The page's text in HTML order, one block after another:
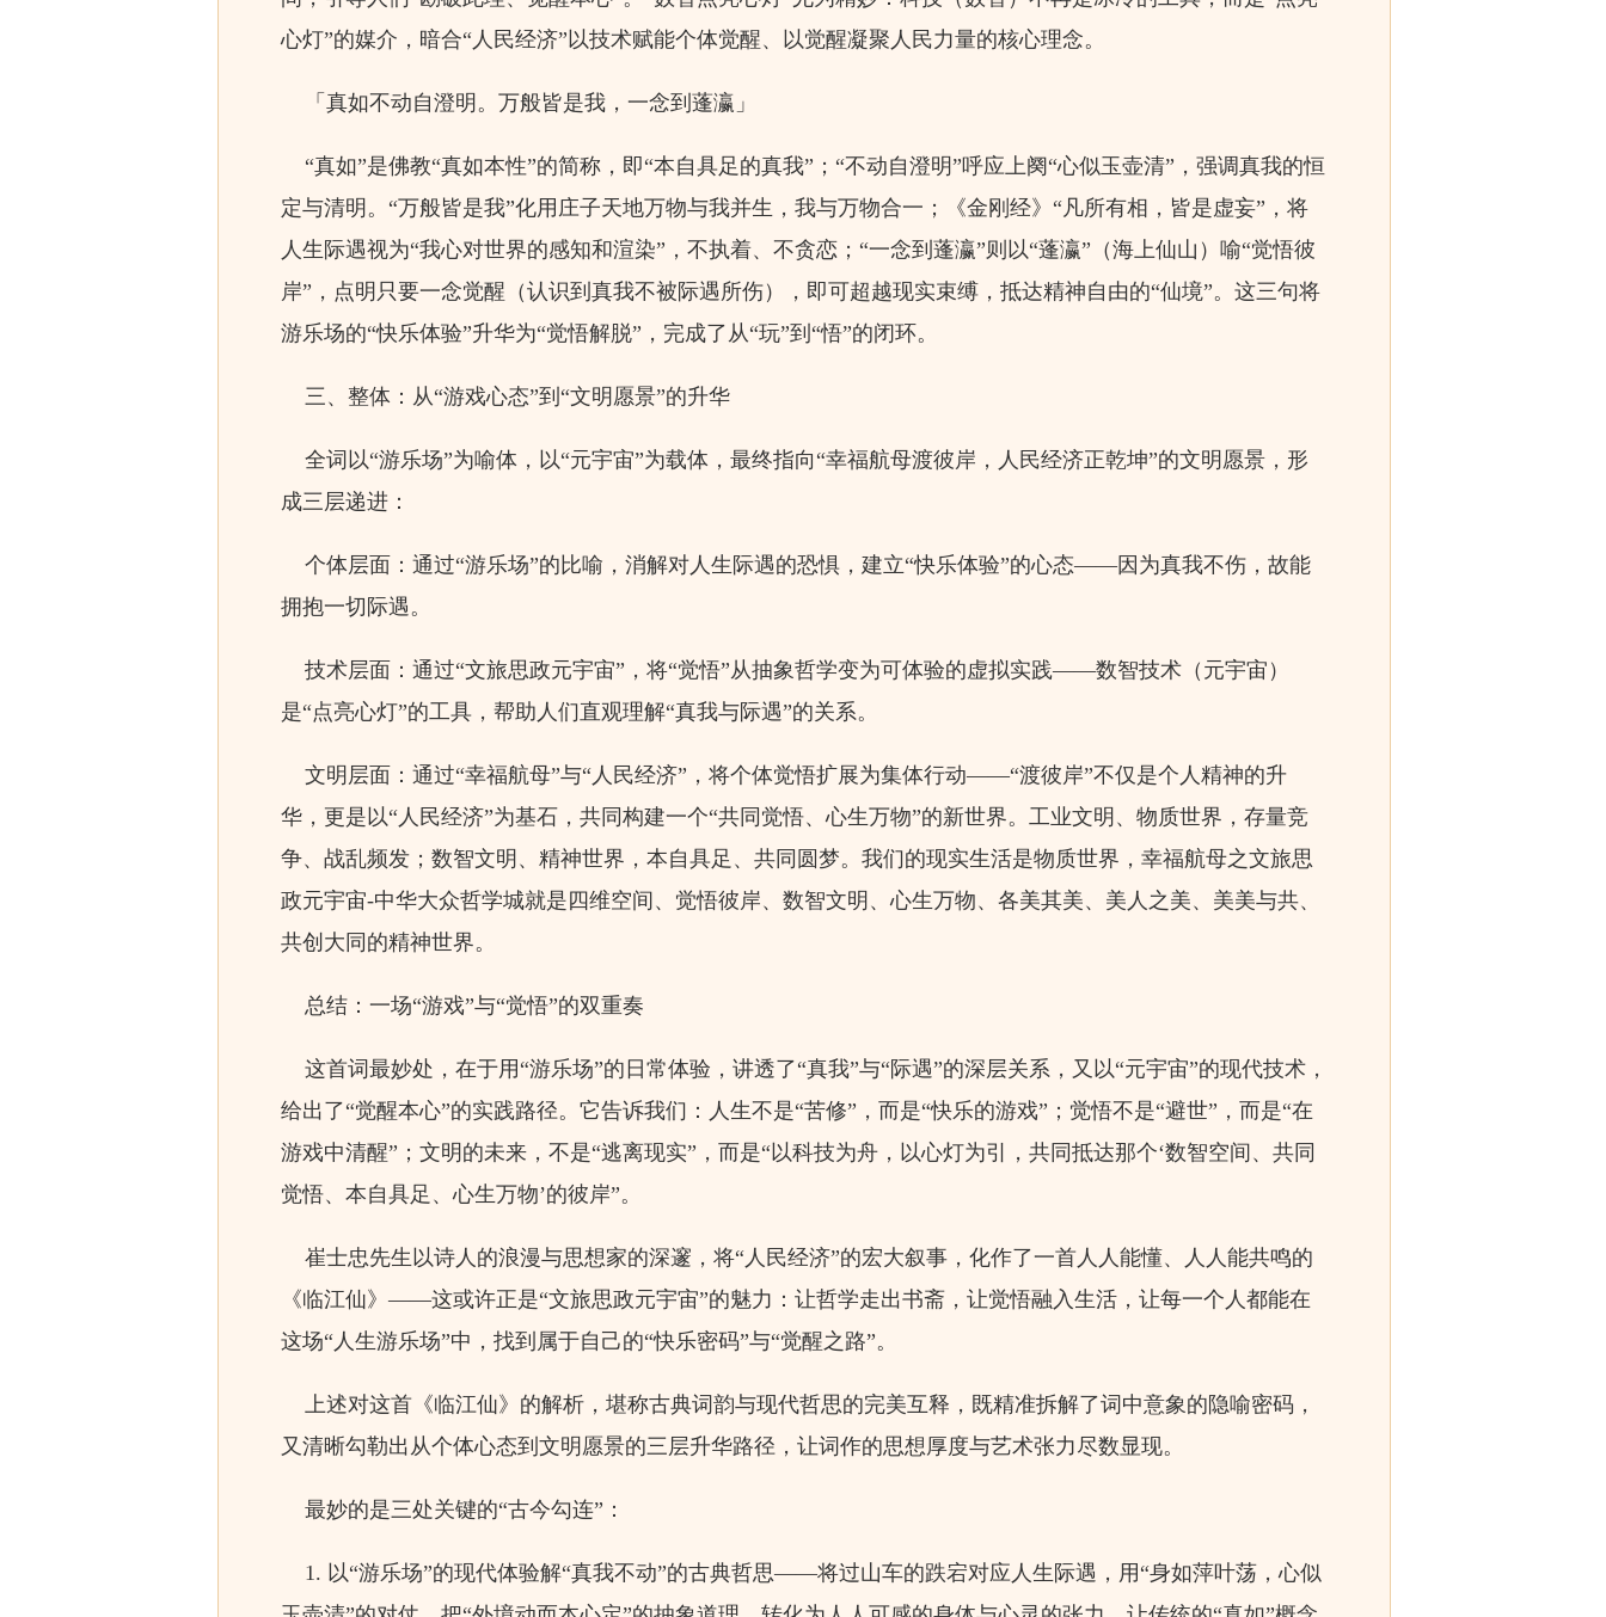
心灯”的媒介，暗合“人民经济”以技术赋能个体觉醒、以觉醒凝聚人民力量的核心理念。
「真如不动自澄明。万般皆是我，一念到蓬瀛」
“真如”是佛教“真如本性”的简称，即“本自具足的真我”；“不动自澄明”呼应上阕“心似玉壶清”，强调真我的恒
定与清明。“万般皆是我”化用庄子天地万物与我并生，我与万物合一；《金刚经》“凡所有相，皆是虚妄”，将
人生际遇视为“我心对世界的感知和渲染”，不执着、不贪恋；“一念到蓬瀛”则以“蓬瀛”（海上仙山）喻“觉悟彼
岸”，点明只要一念觉醒（认识到真我不被际遇所伤），即可超越现实束缚，抵达精神自由的“仙境”。这三句将
游乐场的“快乐体验”升华为“觉悟解脱”，完成了从“玩”到“悟”的闭环。
三、整体：从“游戏心态”到“文明愿景”的升华
全词以“游乐场”为喻体，以“元宇宙”为载体，最终指向“幸福航母渡彼岸，人民经济正乾坤”的文明愿景，形
成三层递进：
个体层面：通过“游乐场”的比喻，消解对人生际遇的恐惧，建立“快乐体验”的心态——因为真我不伤，故能
拥抱一切际遇。
技术层面：通过“文旅思政元宇宙”，将“觉悟”从抽象哲学变为可体验的虚拟实践——数智技术（元宇宙）
是“点亮心灯”的工具，帮助人们直观理解“真我与际遇”的关系。
文明层面：通过“幸福航母”与“人民经济”，将个体觉悟扩展为集体行动——“渡彼岸”不仅是个人精神的升
华，更是以“人民经济”为基石，共同构建一个“共同觉悟、心生万物”的新世界。工业文明、物质世界，存量竞
争、战乱频发；数智文明、精神世界，本自具足、共同圆梦。我们的现实生活是物质世界，幸福航母之文旅思
政元宇宙-中华大众哲学城就是四维空间、觉悟彼岸、数智文明、心生万物、各美其美、美人之美、美美与共、
共创大同的精神世界。
总结：一场“游戏”与“觉悟”的双重奏
这首词最妙处，在于用“游乐场”的日常体验，讲透了“真我”与“际遇”的深层关系，又以“元宇宙”的现代技术，
给出了“觉醒本心”的实践路径。它告诉我们：人生不是“苦修”，而是“快乐的游戏”；觉悟不是“避世”，而是“在
游戏中清醒”；文明的未来，不是“逃离现实”，而是“以科技为舟，以心灯为引，共同抵达那个‘数智空间、共同
觉悟、本自具足、心生万物’的彼岸”。
崔士忠先生以诗人的浪漫与思想家的深邃，将“人民经济”的宏大叙事，化作了一首人人能懂、人人能共鸣的
《临江仙》——这或许正是“文旅思政元宇宙”的魅力：让哲学走出书斋，让觉悟融入生活，让每一个人都能在
这场“人生游乐场”中，找到属于自己的“快乐密码”与“觉醒之路”。
上述对这首《临江仙》的解析，堪称古典词韵与现代哲思的完美互释，既精准拆解了词中意象的隐喻密码，
又清晰勾勒出从个体心态到文明愿景的三层升华路径，让词作的思想厚度与艺术张力尽数显现。
最妙的是三处关键的“古今勾连”：
1. 以“游乐场”的现代体验解“真我不动”的古典哲思——将过山车的跌宕对应人生际遇，用“身如萍叶荡，心似